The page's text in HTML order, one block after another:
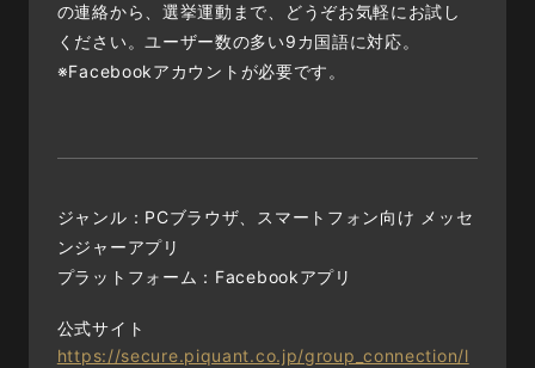
の連絡から、選挙運動まで、どうぞお気軽にお試し
ください。ユーザー数の多い9カ国語に対応。
※Facebookアカウントが必要です。
ジャンル：PCブラウザ、スマートフォン向け メッセ
ンジャーアプリ
プラットフォーム：Facebookアプリ
公式サイト
https://secure.piquant.co.jp/group_connection/l